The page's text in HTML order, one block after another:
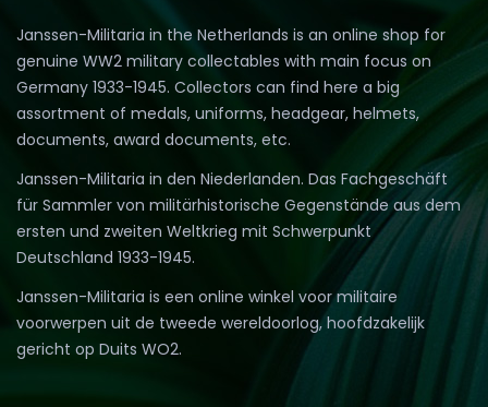
Janssen-Militaria in the Netherlands is an online shop for
genuine WW2 military collectables with main focus on
Germany 1933-1945. Collectors can find here a big
assortment of medals, uniforms, headgear, helmets,
documents, award documents, etc.
Janssen-Militaria in den Niederlanden. Das Fachgeschäft
für Sammler von militärhistorische Gegenstände aus dem
ersten und zweiten Weltkrieg mit Schwerpunkt
Deutschland 1933-1945.
Janssen-Militaria is een online winkel voor militaire
voorwerpen uit de tweede wereldoorlog, hoofdzakelijk
gericht op Duits WO2.